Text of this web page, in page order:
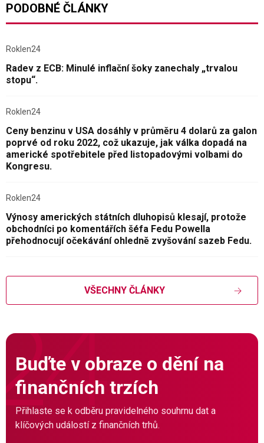
PODOBNÉ ČLÁNKY
Roklen24
Radev z ECB: Minulé inflační šoky zanechaly „trvalou
stopu“.
Roklen24
Ceny benzinu v USA dosáhly v průměru 4 dolarů za galon
poprvé od roku 2022, což ukazuje, jak válka dopadá na
americké spotřebitele před listopadovými volbami do
Kongresu.
Roklen24
Výnosy amerických státních dluhopisů klesají, protože
obchodníci po komentářích šéfa Fedu Powella
přehodnocují očekávání ohledně zvyšování sazeb Fedu.
VŠECHNY ČLÁNKY
Buďte v obraze o dění na
finančních trzích
Přihlaste se k odběru pravidelného souhrnu dat a
klíčových událostí z finančních trhů.